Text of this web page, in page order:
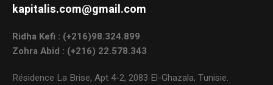
kapitalis.com@gmail.com
Ridha Kefi : (+216)98.324.899
Zohra Abid : (+216) 22.578.343
Résidence La Brise, Apt 4-2, 2083 El-Ghazala, Tunisie.